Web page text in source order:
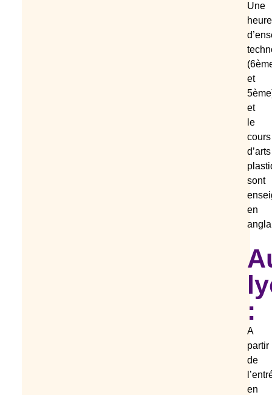
Une
heure
et
et
le
cours
d’arts
sont
en
:
A
partir
de
en